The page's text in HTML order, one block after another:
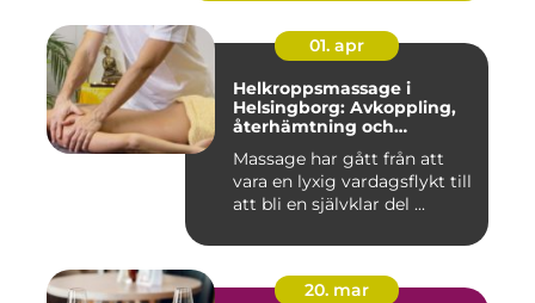
01. apr
Helkroppsmassage i
Helsingborg: Avkoppling,
återhämtning och
Massage har gått från att
vara en lyxig vardagsflykt till
att bli en självklar del ...
20. mar